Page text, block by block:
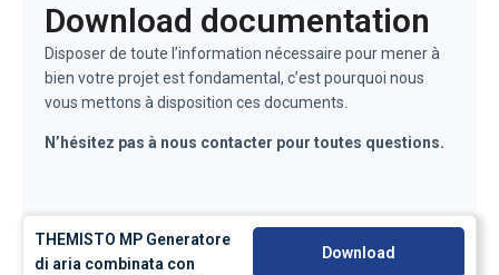
Download documentation
Disposer de toute l’information nécessaire pour mener à
bien votre projet est fondamental, c’est pourquoi nous
vous mettons à disposition ces documents.
N’hésitez pas à nous contacter pour toutes questions.
THEMISTO MP Generatore
di aria combinata con
Download